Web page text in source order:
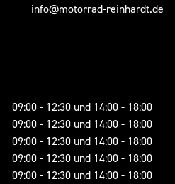
info@motorrad-reinhardt.de
09:00 - 12:30 und 14:00 - 18:00
09:00 - 12:30 und 14:00 - 18:00
09:00 - 12:30 und 14:00 - 18:00
09:00 - 12:30 und 14:00 - 18:00
09:00 - 12:30 und 14:00 - 18:00